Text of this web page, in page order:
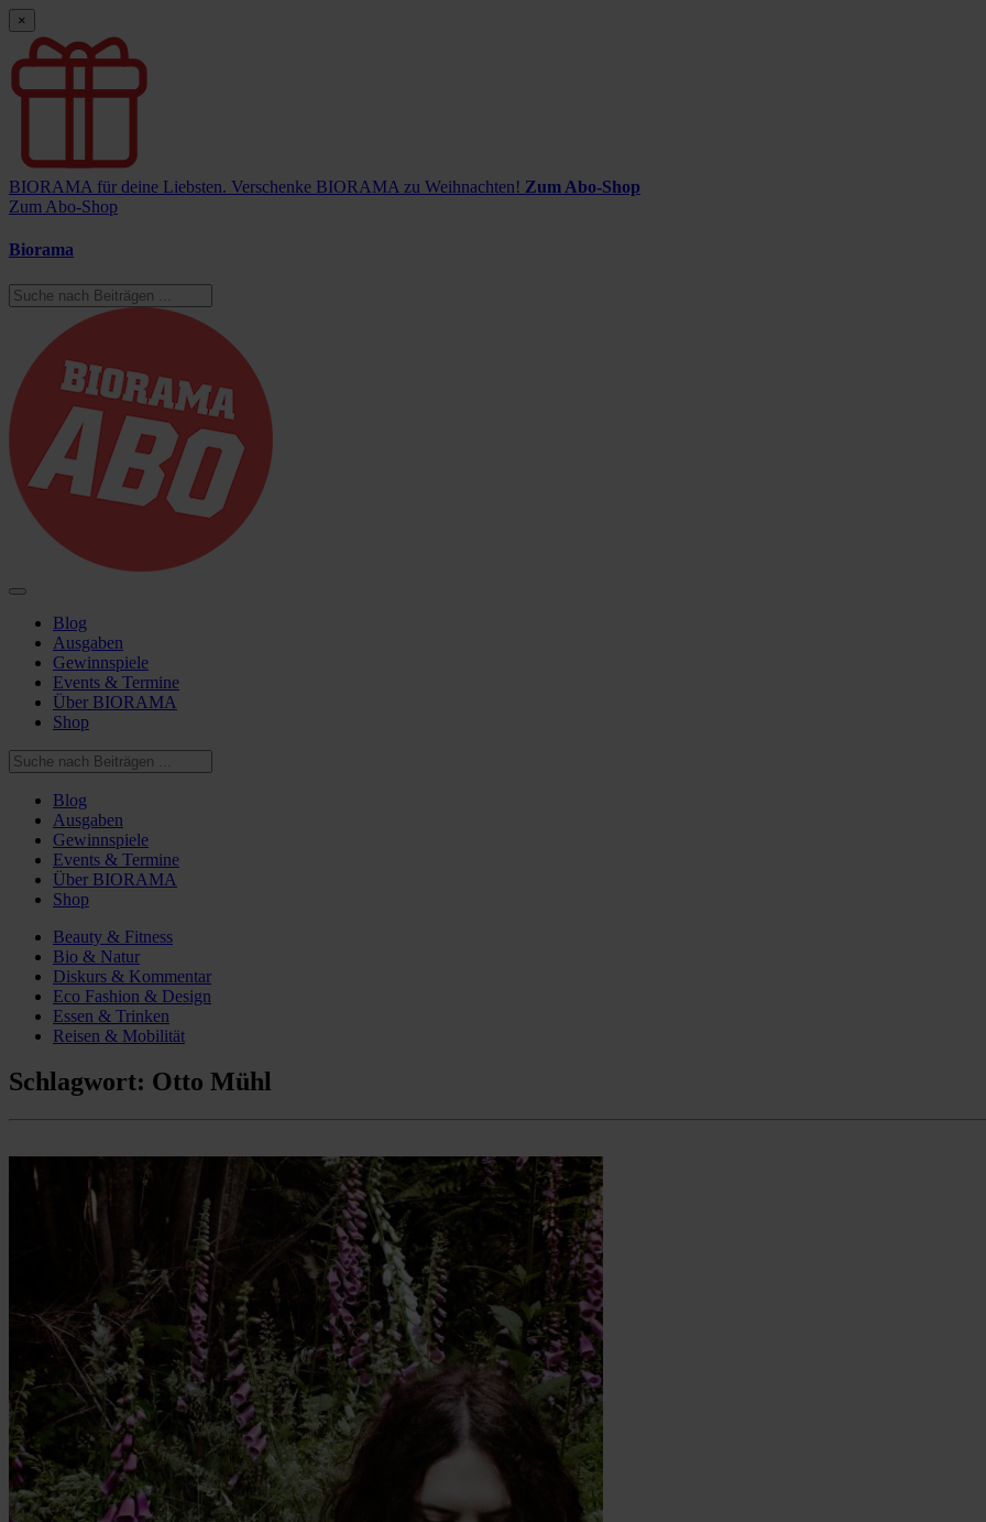
×
BIORAMA für deine Liebsten. Verschenke BIORAMA zu Weihnachten! Zum Abo-Shop
Zum Abo-Shop
Biorama
Blog
Ausgaben
Gewinnspiele
Events & Termine
Über BIORAMA
Shop
Blog
Ausgaben
Gewinnspiele
Events & Termine
Über BIORAMA
Shop
Beauty & Fitness
Bio & Natur
Diskurs & Kommentar
Eco Fashion & Design
Essen & Trinken
Reisen & Mobilität
Schlagwort: Otto Mühl